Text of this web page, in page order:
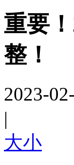
重要
整！
2023-
|
大小